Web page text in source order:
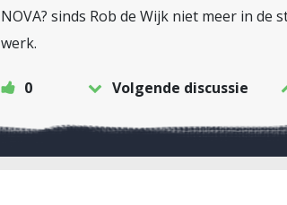
NOVA? sinds Rob de Wijk niet meer in
werk.
0 Volgende discussie